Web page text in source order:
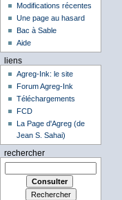
Modifications récentes
Une page au hasard
Bac à Sable
Aide
liens
Agreg-Ink: le site
Forum Agreg-Ink
Téléchargements
FCD
La Page d'Agreg (de
Jean S. Sahai)
rechercher